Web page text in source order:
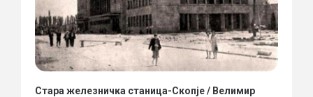
Стара железничка станица-Скопје / Велимир